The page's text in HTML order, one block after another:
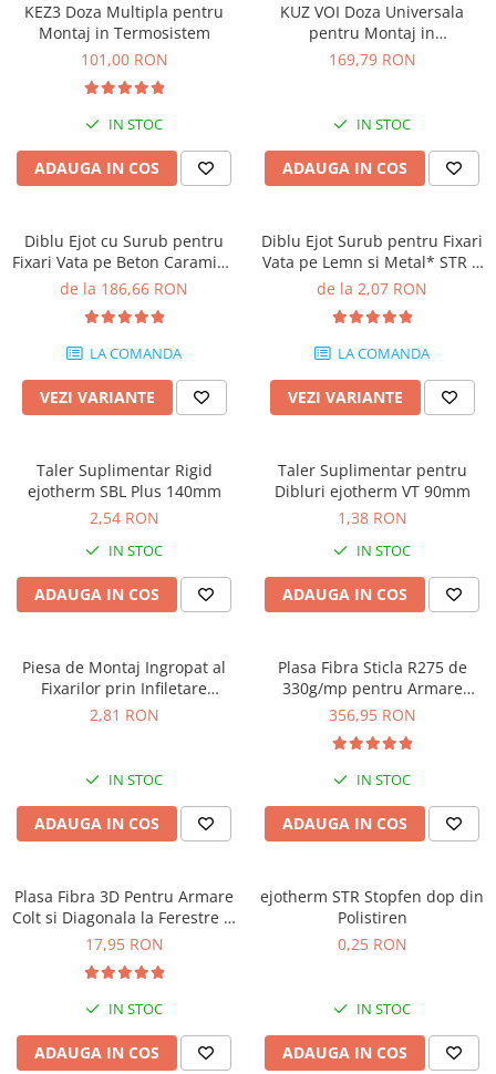
KEZ3 Doza Multipla pentru
Montaj in Termosistem
101,00 RON
IN STOC
ADAUGA IN COS
KUZ VOI Doza Universala
pentru Montaj in
Termosistem
169,79 RON
IN STOC
ADAUGA IN COS
Diblu Ejot cu Surub pentru
Fixari Vata pe Beton Caramida
BCA STR U 2G 115mm
de la 186,66 RON
LA COMANDA
VEZI VARIANTE
Diblu Ejot Surub pentru Fixari
Vata pe Lemn si Metal* STR H
180mm
de la 2,07 RON
LA COMANDA
VEZI VARIANTE
Taler Suplimentar Rigid
ejotherm SBL Plus 140mm
2,54 RON
IN STOC
ADAUGA IN COS
Taler Suplimentar pentru
Dibluri ejotherm VT 90mm
1,38 RON
IN STOC
ADAUGA IN COS
Piesa de Montaj Ingropat al
Fixarilor prin Infiletare
ejotherm VT 2G 110mm
2,81 RON
IN STOC
ADAUGA IN COS
Plasa Fibra Sticla R275 de
330g/mp pentru Armare
Speciala Panzer 1x25m
356,95 RON
IN STOC
ADAUGA IN COS
Plasa Fibra 3D Pentru Armare
Colt si Diagonala la Ferestre si
Usi SturzeckWinkel
17,95 RON
IN STOC
ADAUGA IN COS
ejotherm STR Stopfen dop din
Polistiren
0,25 RON
IN STOC
ADAUGA IN COS